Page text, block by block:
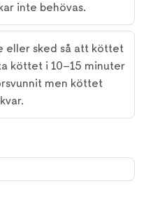
inte behövas.
eller sked så att köttet
köttet i 10–15 minuter
men köttet